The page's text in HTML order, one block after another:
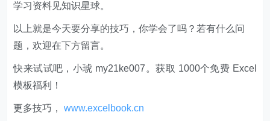
学习资料见知识星球。
以上就是今天要分享的技巧，你学会了吗？若有什么问
题，欢迎在下方留言。
快来试试吧，小琥 my21ke007。获取 1000个免费 Excel
模板福利​​​​！
更多技巧，www.excelbook.cn